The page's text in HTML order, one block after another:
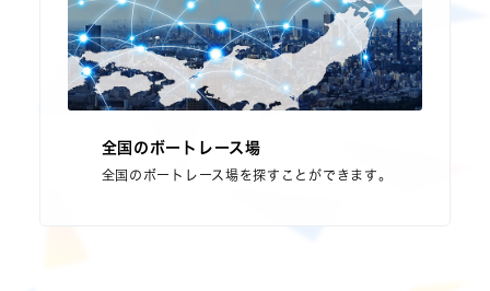
全国のボートレース場
全国のボートレース場を探すことができます。